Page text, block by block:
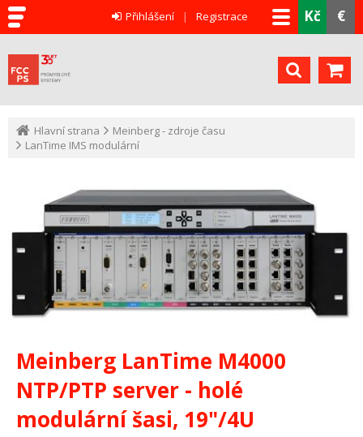
Kč €
Přihlášení Registrace
Hlavní strana
Meinberg - zdroje času
LanTime IMS modulární
Meinberg LanTime M4000
NTP/PTP server - holé
modulární šasi, 19"/4U